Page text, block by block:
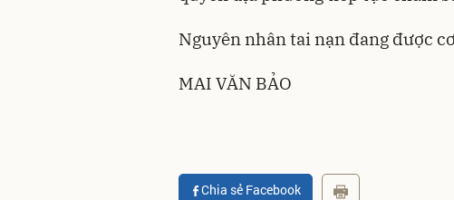
Nguyên nhân tai nạn đang được
MAI VĂN BẢO
Chia sẻ Facebook